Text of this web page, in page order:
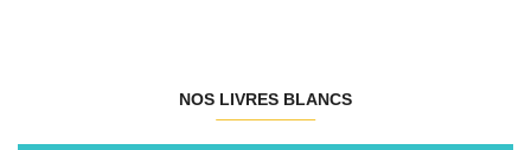
NOS LIVRES BLANCS